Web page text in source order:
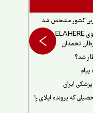
کشور مشخص شد
کمک به تأمین مالی یا واردات داروی ELAHERE برای
تخمدان
شد؟
ایران
که پرونده اپلای را